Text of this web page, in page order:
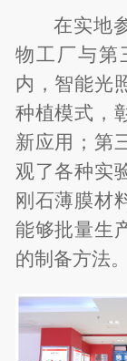
在实地
物工厂与第
内，智能光
种植模式，
新应用；第
观了各种实
刚石薄膜材
能够批量生
的制备方法。